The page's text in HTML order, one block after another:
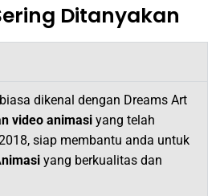
Ditanyakan
dikenal dengan Dreams Art
video animasi yang telah
siap membantu anda untuk
yang berkualitas dan